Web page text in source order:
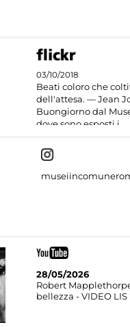
03/10/2018
Beati coloro che
dell'attesa. — Jean
Buongiorno dal
dove sono esposti i
28/05/2026
Robert
bellezza - VIDEO LIS